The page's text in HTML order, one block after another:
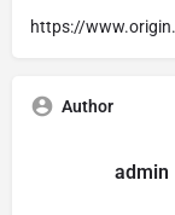
https://
Author
admin